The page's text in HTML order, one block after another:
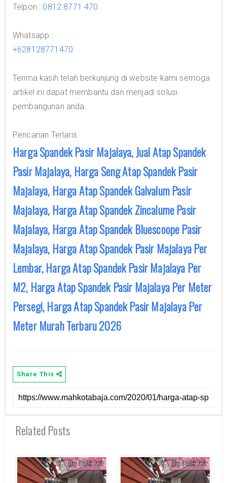
Telpon : 0812 8771 470
Whatsapp :
+628128771470
Terima kasih telah berkunjung di website kami semoga
artikel ini dapat membantu dan menjadi solusi
pembangunan anda.
Pencarian Terlaris
Harga Spandek Pasir Majalaya, Jual Atap Spandek
Pasir Majalaya, Harga Seng Atap Spandek Pasir
Majalaya, Harga Atap Spandek Galvalum Pasir
Majalaya, Harga Atap Spandek Zincalume Pasir
Majalaya, Harga Atap Spandek Bluescoope Pasir
Majalaya, Harga Atap Spandek Pasir Majalaya Per
Lembar, Harga Atap Spandek Pasir Majalaya Per
M2, Harga Atap Spandek Pasir Majalaya Per Meter
Persegi, Harga Atap Spandek Pasir Majalaya Per
Meter Murah Terbaru 2026
Share This
Related Posts